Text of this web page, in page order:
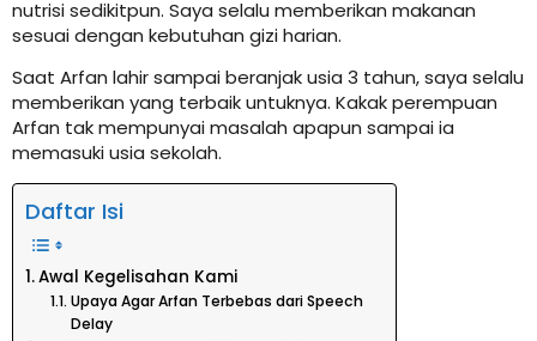
nutrisi sedikitpun. Saya selalu memberikan makanan
sesuai dengan kebutuhan gizi harian.
Saat Arfan lahir sampai beranjak usia 3 tahun, saya selalu
memberikan yang terbaik untuknya. Kakak perempuan
Arfan tak mempunyai masalah apapun sampai ia
memasuki usia sekolah.
Daftar Isi
Awal Kegelisahan Kami
Upaya Agar Arfan Terbebas dari Speech
Delay